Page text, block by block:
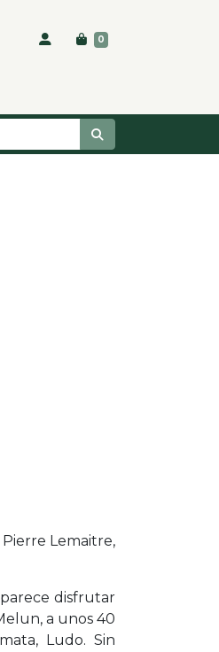
0
Pierre Lemaitre,
disfrutar
a unos 40
Ludo. Sin